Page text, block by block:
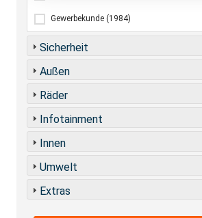
Gewerbekunde (1984)
Sicherheit
Außen
Räder
Infotainment
Innen
Umwelt
Extras